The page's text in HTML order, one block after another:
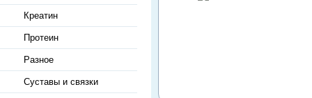
Креатин
Протеин
Разное
Суставы и связки